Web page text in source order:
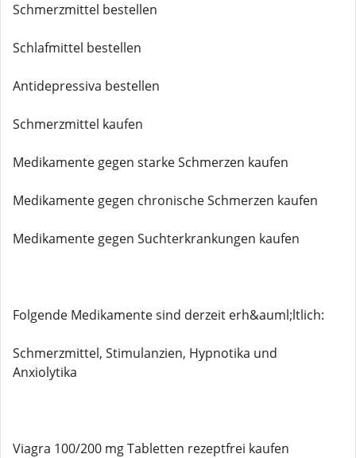
Schmerzmittel bestellen
Schlafmittel bestellen
Antidepressiva bestellen
Schmerzmittel kaufen
Medikamente gegen starke Schmerzen kaufen
Medikamente gegen chronische Schmerzen kaufen
Medikamente gegen Suchterkrankungen kaufen
Folgende Medikamente sind derzeit erh&auml;ltlich:
Schmerzmittel, Stimulanzien, Hypnotika und
Anxiolytika
Viagra 100/200 mg Tabletten rezeptfrei kaufen